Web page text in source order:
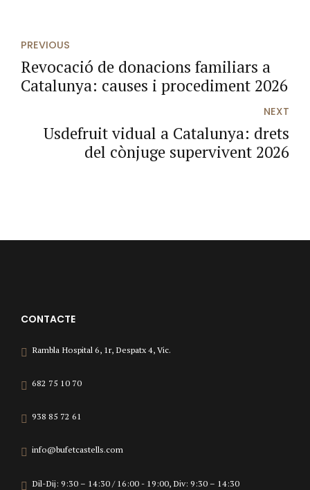
PREVIOUS
Revocació de donacions familiars a
Catalunya: causes i procediment 2026
NEXT
Usdefruit vidual a Catalunya: drets
del cònjuge supervivent 2026
CONTACTE
Rambla Hospital 6, 1r, Despatx 4, Vic.
682 75 10 70
938 85 72 61
info@bufetcastells.com
Dil-Dij: 9:30 – 14:30 / 16:00 - 19:00, Div: 9:30 – 14:30